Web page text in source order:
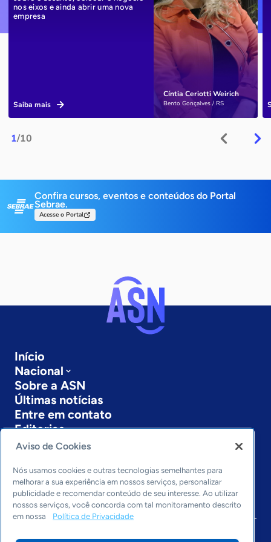
1/10
Cíntia Ceriotti Weirich
Bento Gonçalves / RS
nos eixos e ainda abrir uma nova
empresa
Saiba mais
Confira cursos, eventos e conteúdos do Portal
Sebrae.
Acesse o Portal
Início
Nacional
Sobre a ASN
Últimas notícias
Entre em contato
Editorias
Economia & Política
Inovação & Tecnologia
Cultura empreendedora
Dados
Arquivo
Aviso de Cookies
Nós usamos cookies e outras tecnologias semelhantes para
melhorar a sua experiência em nossos serviços, personalizar
publicidade e recomendar conteúdo de seu interesse. Ao utilizar
nossos serviços, você concorda com tal monitoramento descrito
em nossa
Política de Privacidade